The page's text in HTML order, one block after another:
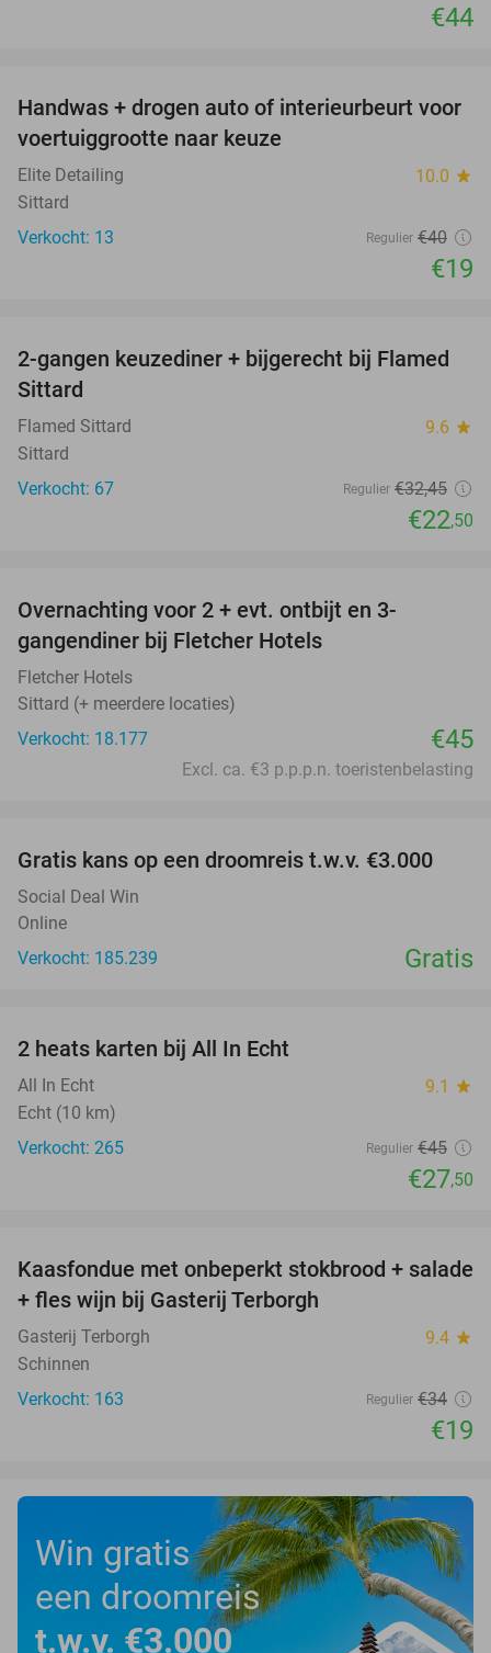
€44
53%
Handwas + drogen auto of interieurbeurt voor
voertuiggrootte naar keuze
Elite Detailing 10.0 star
Sittard
Verkocht: 13
Regulier €40
€19
31%
2-gangen keuzediner + bijgerecht bij Flamed
Sittard
Flamed Sittard 9.6 star
Sittard
Verkocht: 67
Regulier €32,45
€22,50
Overnachting voor 2 + evt. ontbijt en 3-
gangendiner bij Fletcher Hotels
Fletcher Hotels
Sittard (+ meerdere locaties)
Verkocht: 18.177
€45
Excl. ca. €3 p.p.p.n. toeristenbelasting
Gratis kans op een droomreis t.w.v. €3.000
Social Deal Win
Online
Verkocht: 185.239
Gratis
2 heats karten bij All In Echt
All In Echt 9.1 star
Echt (10 km)
Verkocht: 265
Regulier €45
€27,50
44%
Kaasfondue met onbeperkt stokbrood + salade
+ fles wijn bij Gasterij Terborgh
Gasterij Terborgh 9.4 star
Schinnen
Verkocht: 163
Regulier €34
€19
Win gratis
een droomreis
t.w.v. €3.000